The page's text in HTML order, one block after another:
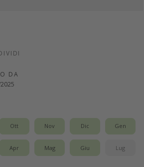
DA
Ott Nov Dic Gen
Apr Mag Giu Lug